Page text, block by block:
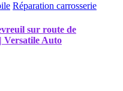
Réparation carrosserie
sur route de
Versatile Auto